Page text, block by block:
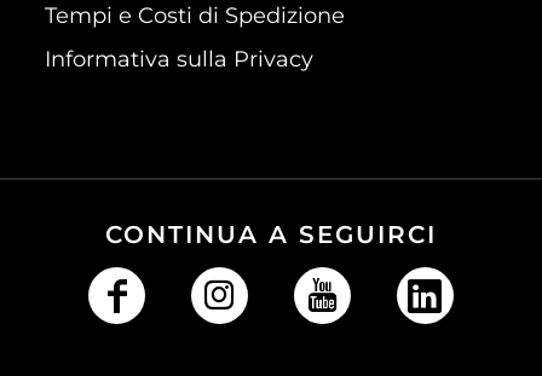
Tempi e Costi di Spedizione
Informativa sulla Privacy
CONTINUA A SEGUIRCI